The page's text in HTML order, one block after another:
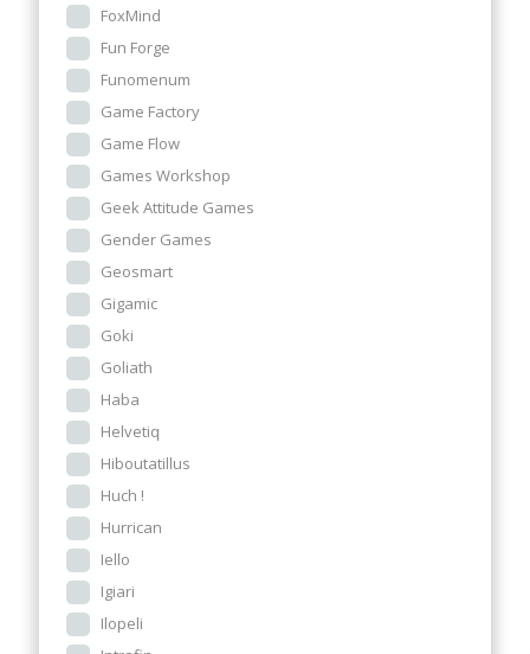
FoxMind
Fun Forge
Funomenum
Game Factory
Game Flow
Games Workshop
Geek Attitude Games
Gender Games
Geosmart
Gigamic
Goki
Goliath
Haba
Helvetiq
Hiboutatillus
Huch !
Hurrican
Iello
Igiari
Ilopeli